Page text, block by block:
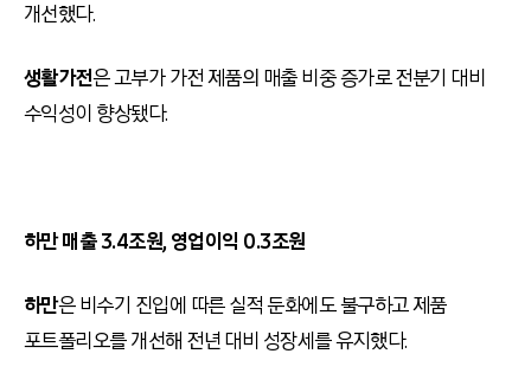
개선했다.
생활가전은 고부가 가전 제품의 매출 비중 증가로 전분기 대비
수익성이 향상됐다.
하만 매출 3.4조원, 영업이익 0.3조원
하만은 비수기 진입에 따른 실적 둔화에도 불구하고 제품
포트폴리오를 개선해 전년 대비 성장세를 유지했다.